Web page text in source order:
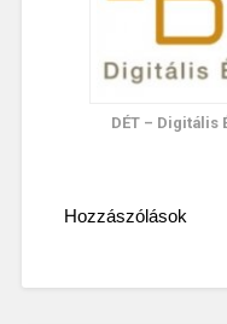
DÉT – Digitális
Hozzászólások